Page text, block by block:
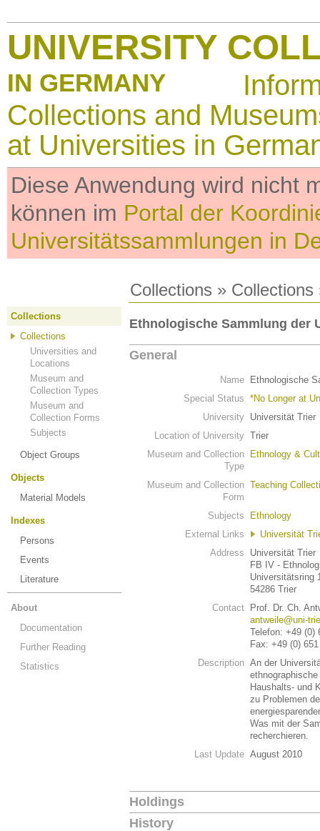
UNIVERSITY
IN GERMANY
Collections and
at Universities in
Diese Anwendung wird nicht
können im Portal der
Universitätssammlungen in
Collections » Collections
Collections
Collections
Universities and
Locations
Museum and
Collection Types
Museum and
Collection Forms
Subjects
Object Groups
Objects
Material Models
Indexes
Persons
Events
Literature
About
Documentation
Further Reading
Statistics
Ethnologische Sammlung der
General
Name
Ethnologische
Special Status *No Longer at
University Universität Trier
Location of University Trier
Museum and Collection
Type
Ethnology &
Museum and Collection
Form
Teaching
Subjects
Ethnology
External Links
Universität
Address
Universität Trier
FB IV -
Universitätsring
54286 Trier
Contact
Prof. Dr. Ch.
antweile@uni-
Telefon: +49 (0)
Fax: +49 (0)
Description An der
Haushalts- und
zu Problemen
Was mit der
recherchieren.
Last Update August 2010
Holdings
History